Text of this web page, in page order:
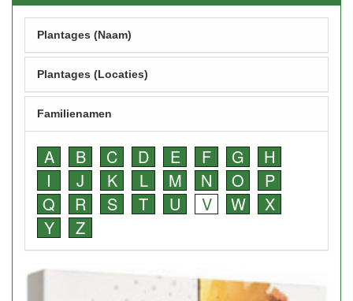
Plantages (Naam)
Plantages (Locaties)
Familienamen
A B C D E F G
H
I
J K L M N O
P
Q
R S T U V W
X
Y
Z